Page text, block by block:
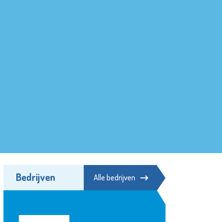
Bedrijven Alle bedrijven